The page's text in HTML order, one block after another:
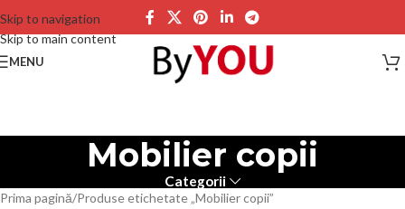
Skip to navigation
Skip to main content
MENU
Mobilier copii
Categorii
Prima pagină Produse etichetate „Mobilier copii”